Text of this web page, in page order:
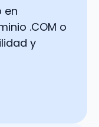
en
.COM o
y